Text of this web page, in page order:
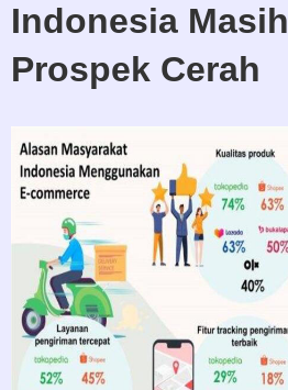
Indonesia
Prospek Cerah